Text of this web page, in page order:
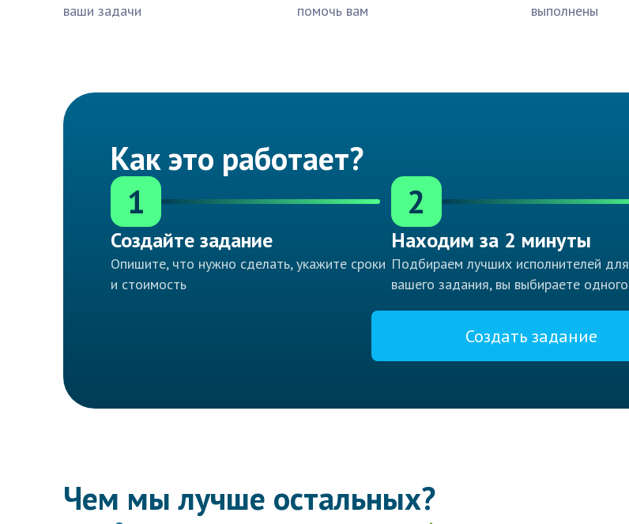
ваши задачи
помочь вам
выполнены
Как это работает?
1
Создайте задание
Опишите, что нужно сделать, укажите сроки
и стоимость
2
Находим за 2 минуты
Подбираем лучших исполнителей для
вашего задания, вы выбираете одного
Создать задание
Чем мы лучше остальных?